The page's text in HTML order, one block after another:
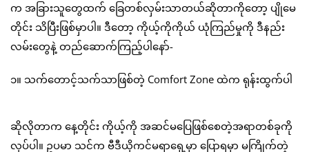
က အခြားသူတွေထက် ခြေတစ်လှမ်းသာတယ်ဆိုတာကိုတော့ ပျိုမေ
တိုင်း သိပြီးဖြစ်မှာပါ။ ဒီတော့ ကိုယ့်ကိုကိုယ် ယုံကြည်မှုကို ဒီနည်း
လမ်းတွေနဲ့ တည်ဆောက်ကြည့်ပါနော်-
၁။ သက်တောင့်သက်သာဖြစ်တဲ့ Comfort Zone ထဲက ရုန်းထွက်ပါ
ဆိုလိုတာက နေ့တိုင်း ကိုယ့်ကို အဆင်မပြေဖြစ်စေတဲ့အရာတစ်ခုကို
လုပ်ပါ။ ဥပမာ သင်က ဗီဒီယိုကင်မရာရှေ့မှာ ပြောရမှာ မကြိုက်တဲ့